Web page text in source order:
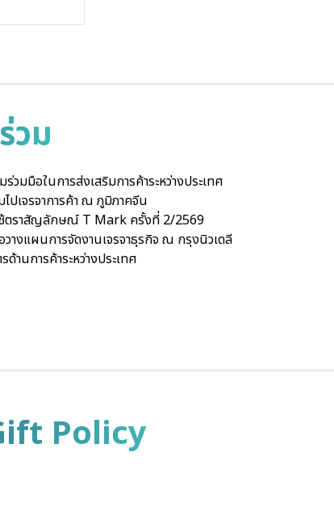
วม
มมือในการส่งเสริมการค้าระหว่างประเทศ
ปเจรจาการค้า ณ ภูมิภาคจีน
ช้ตราสัญลักษณ์ T Mark ครั้งที่ 2/2569
างแผนการจัดงานเจรจาธุรกิจ ณ กรุงนิวเดลี
นการค้าระหว่างประเทศ
Policy